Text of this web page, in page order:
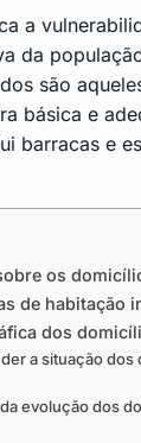
a
da
são
básica e
barracas e
os
de habitação
dos
a situação dos
evolução dos